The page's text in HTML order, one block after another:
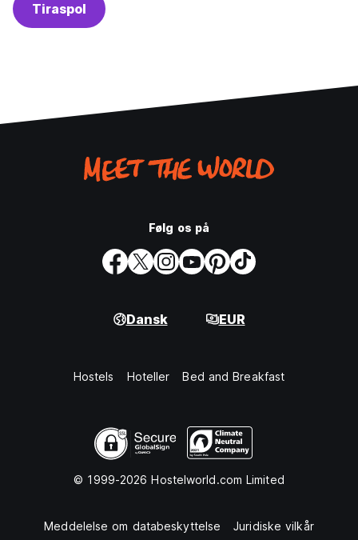
Tiraspol
Følg os på
Dansk EUR
Hostels Hoteller Bed and Breakfast
© 1999-2026 Hostelworld.com Limited
Meddelelse om databeskyttelse Juridiske vilkår